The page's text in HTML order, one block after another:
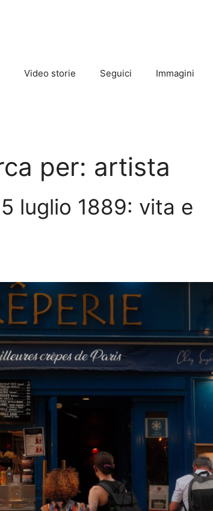
Video storie Seguici Immagini
per: artista
luglio 1889: vita e